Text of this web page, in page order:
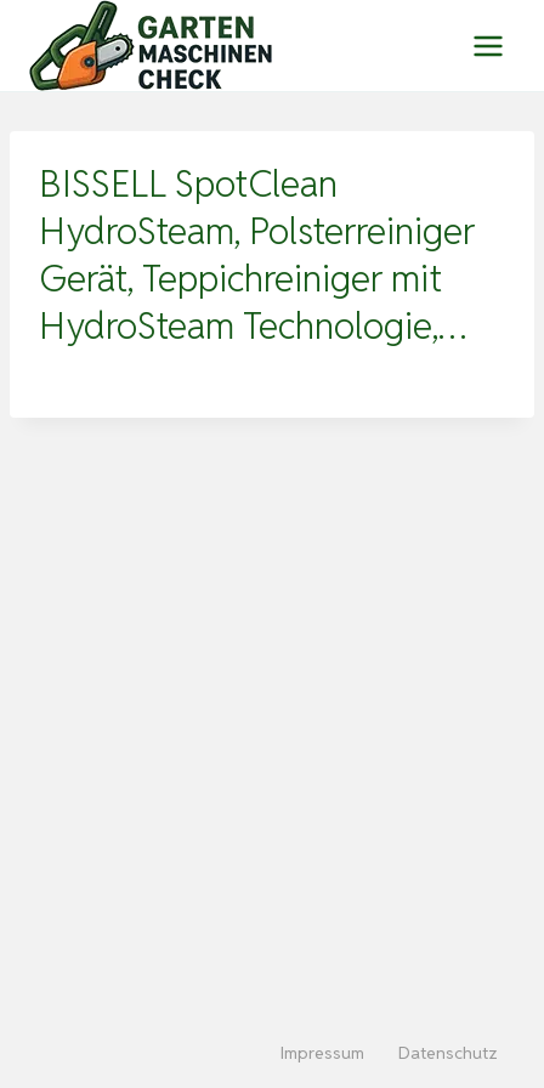
Inhalt
springen
BISSELL SpotClean
HydroSteam, Polsterreiniger
Gerät, Teppichreiniger mit
HydroSteam Technologie,…
Impressum Datenschutz